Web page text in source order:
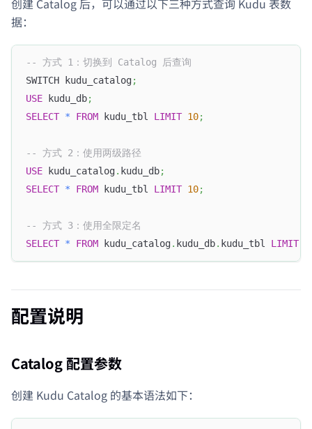
据：
-- 方式 1：切换到 Catalog 后查询
SWITCH kudu_catalog;
USE kudu_db;
SELECT * FROM kudu_tbl LIMIT 10;
-- 方式 2：使用两级路径
USE kudu_catalog. kudu_db;
SELECT * FROM kudu_tbl LIMIT 10;
-- 方式 3：使用全限定名
SELECT * FROM kudu_catalog. kudu_db. kudu_tbl LIMIT
配置说明
Catalog 配置参数
创建 Kudu Catalog 的基本语法如下：